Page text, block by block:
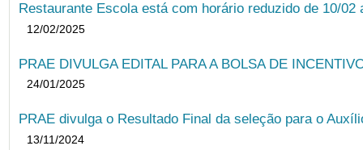
Restaurante Escola está com horário reduzido de 10/
12/02/2025
PRAE DIVULGA EDITAL PARA A BOLSA DE
24/01/2025
PRAE divulga o Resultado Final da seleção para o
13/11/2024